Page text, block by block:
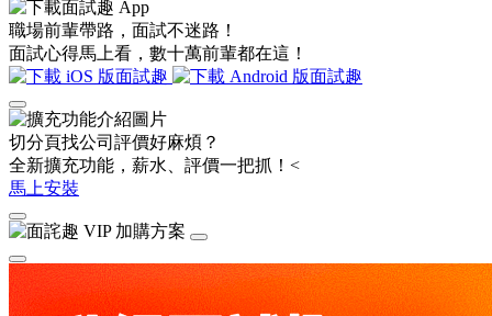
職場前輩帶路，面試不迷路！
面試心得馬上看，數十萬前輩都在這！
切分頁找公司評價好麻煩？
全新擴充功能，薪水、評價一把抓！<
馬上安裝